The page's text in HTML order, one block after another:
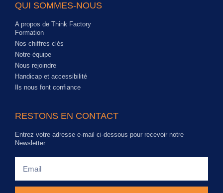
QUI SOMMES-NOUS
A propos de Think Factory
Formation
Nos chiffres clés
Notre équipe
Nous rejoindre
Handicap et accessibilité
Ils nous font confiance
RESTONS EN CONTACT
Entrez votre adresse e-mail ci-dessous pour recevoir notre
Newsletter.